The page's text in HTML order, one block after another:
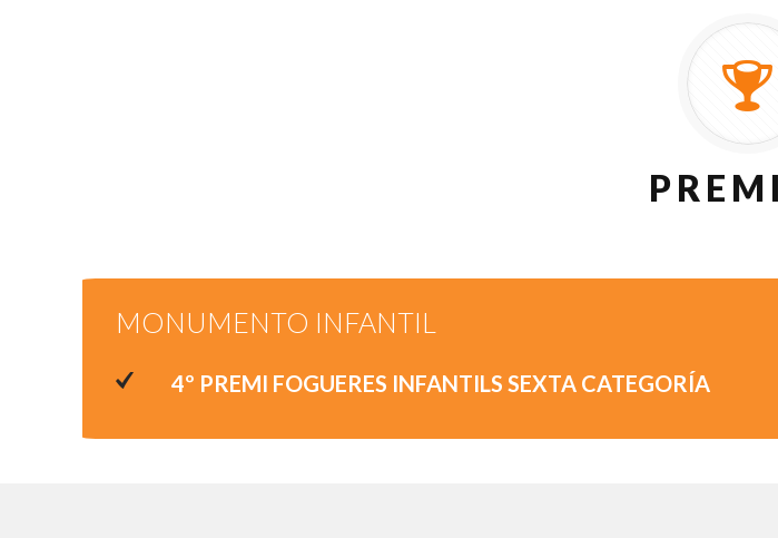
MONUMENTO INFANTIL
4º PREMI FOGUERES INFANTILS SEXTA CATEGORÍA